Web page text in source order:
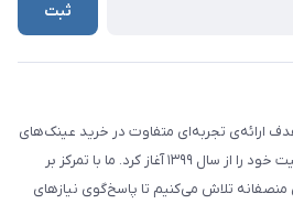
ثبت
ارائه‌ی تجربه‌ای متفاوت در خرید عینک‌های
طبی، آفتابی و کاربری خاص، فعالیت خود را از سال ۱۳۹۹ آغاز کرد. ما با تمرکز بر
تلاش می‌کنیم تا پاسخ‌گوی نیازهای